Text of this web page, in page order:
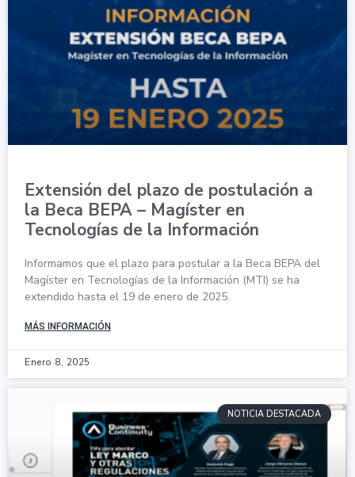
Extensión del plazo de postulación a
la Beca BEPA – Magíster en
Tecnologías de la Información
Informamos que el plazo para postular a la Beca BEPA del
Magíster en Tecnologías de la Información (MTI) se ha
extendido hasta el 19 de enero de 2025.
MÁS INFORMACIÓN
Enero 8, 2025
NOTICIA DESTACADA